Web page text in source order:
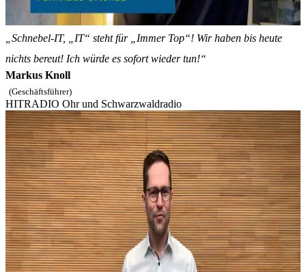
„Schnebel-IT, „IT“ steht für „Immer Top“! Wir haben bis heute
nichts bereut! Ich würde es sofort wieder tun!“
Markus Knoll
(Geschäftsführer)
HITRADIO Ohr und Schwarzwaldradio